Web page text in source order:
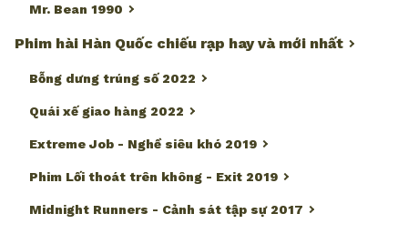
Mr. Bean 1990
Phim hài Hàn Quốc chiếu rạp hay và mới nhất
Bỗng dưng trúng số 2022
Quái xế giao hàng 2022
Extreme Job - Nghề siêu khó 2019
Phim Lối thoát trên không - Exit 2019
Midnight Runners - Cảnh sát tập sự 2017